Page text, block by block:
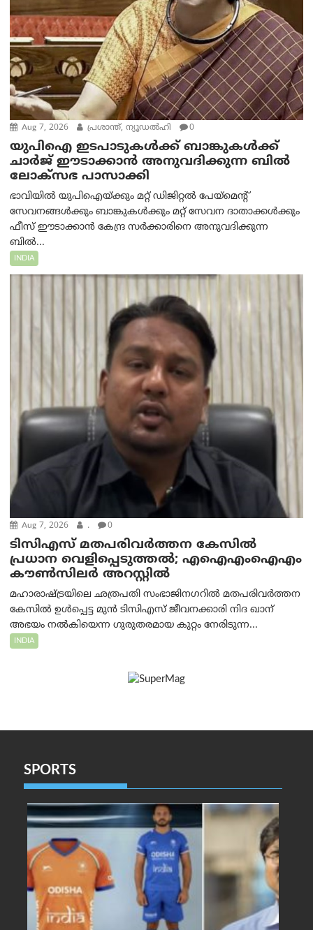
Aug 7, 2026 പ്രശാന്ത്, ന്യൂഡല്‍ഹി 0
യുപിഐ ഇടപാടുകൾക്ക് ബാങ്കുകൾക്ക്
ചാർജ് ഈടാക്കാൻ അനുവദിക്കുന്ന ബിൽ
ലോക്‌സഭ പാസാക്കി
ഭാവിയിൽ യുപിഐയ്ക്കും മറ്റ് ഡിജിറ്റൽ പേയ്‌മെന്റ്
സേവനങ്ങൾക്കും ബാങ്കുകൾക്കും മറ്റ് സേവന ദാതാക്കൾക്കും
ഫീസ് ഈടാക്കാൻ കേന്ദ്ര സർക്കാരിനെ അനുവദിക്കുന്ന
ബിൽ...
INDIA
Aug 7, 2026 . 0
ടിസിഎസ് മതപരിവർത്തന കേസിൽ
പ്രധാന വെളിപ്പെടുത്തൽ; എഐഎംഐഎം
കൗൺസിലർ അറസ്റ്റിൽ
മഹാരാഷ്ട്രയിലെ ഛത്രപതി സംഭാജിനഗറിൽ മതപരിവർത്തന
കേസിൽ ഉൾപ്പെട്ട മുൻ ടിസിഎസ് ജീവനക്കാരി നിദ ഖാന്
അഭയം നൽകിയെന്ന ഗുരുതരമായ കുറ്റം നേരിടുന്ന...
INDIA
SPORTS